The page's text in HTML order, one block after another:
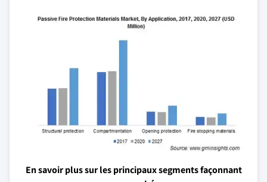
En savoir plus sur les principaux segments façonnant